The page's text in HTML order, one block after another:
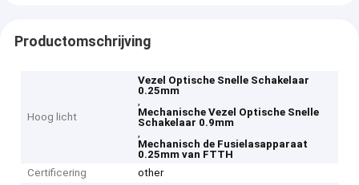
Productomschrijving
Hoog licht
Vezel Optische Snelle Schakelaar
0.25mm
,
Mechanische Vezel Optische Snelle
Schakelaar 0.9mm
,
Mechanisch de Fusielasapparaat
0.25mm van FTTH
Certificering
other